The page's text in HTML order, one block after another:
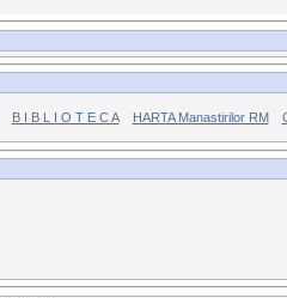
B I B L I O T E C A HARTA Manastirilor RM